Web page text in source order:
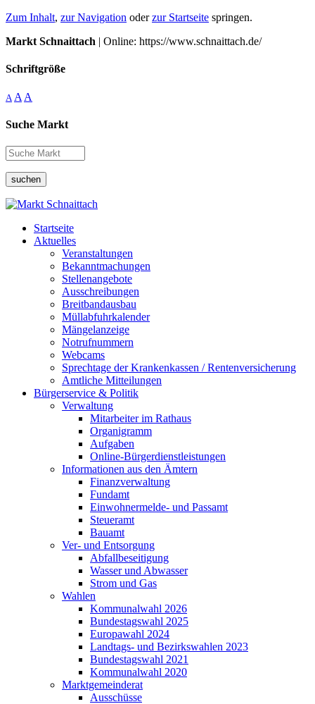
Zum Inhalt, zur Navigation oderzur Startseite springen.
Markt Schnaittach | Online: https://www.schnaittach.de/
Schriftgröße
A A A
Suche Markt
suchen
Startseite
Aktuelles
Veranstaltungen
Bekanntmachungen
Stellenangebote
Ausschreibungen
Breitbandausbau
Müllabfuhrkalender
Mängelanzeige
Notrufnummern
Webcams
Sprechtage der Krankenkassen / Rentenversicherung
Amtliche Mitteilungen
Bürgerservice & Politik
Verwaltung
Mitarbeiter im Rathaus
Organigramm
Aufgaben
Online-Bürgerdienstleistungen
Informationen aus den Ämtern
Finanzverwaltung
Fundamt
Einwohnermelde- und Passamt
Steueramt
Bauamt
Ver- und Entsorgung
Abfallbeseitigung
Wasser und Abwasser
Strom und Gas
Wahlen
Kommunalwahl 2026
Bundestagswahl 2025
Europawahl 2024
Landtags- und Bezirkswahlen 2023
Bundestagswahl 2021
Kommunalwahl 2020
Marktgemeinderat
Ausschüsse